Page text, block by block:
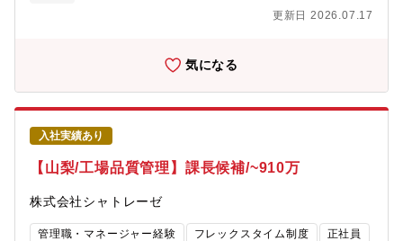
分析結果に基づく改善提案・関連する規程・ルールの整備および
ど＜部門人員構成＞人事制度企画課（2026年6月より立ち上がっ
た新設部署です）採用課長が6月より異動、本ポジションを代理対
応している状況のため、専門性を持った人材の入社獲得を目指し
ております。・課長1名（採用課長を担当されていた方が本ポジシ
ョンの入社が決まるまで対応）・課員3名（人事制度・企画：1
名、障がい者雇用・特定技能業務：2名）【本ポジションの魅力】
1. 人事制度全体を俯瞰し、再設計できるポジション評価・報酬を
中心とした人事制度を全体最適の視点で整理・高度化、部分改修
ではなく、制度の考え方・構造から見直せる裁量の大きさ2. ガバ
ナンス強化を担う中核人材としての役割事業成長フェーズにおけ
る人事ガバナンスの基盤づくりを担う。経営・人事責任者に近い
更新日 2026.07.17
気になる
入社実績あり
【山梨/工場品質管理】課長候補/~910万
株式会社シャトレーゼ
管理職・マネージャー経験 フレックスタイム制度
正社員